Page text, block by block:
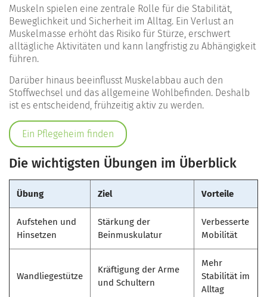
Muskeln spielen eine zentrale Rolle für die Stabilität,
Beweglichkeit und Sicherheit im Alltag. Ein Verlust an
Muskelmasse erhöht das Risiko für Stürze, erschwert
alltägliche Aktivitäten und kann langfristig zu Abhängigkeit
führen.
Darüber hinaus beeinflusst Muskelabbau auch den
Stoffwechsel und das allgemeine Wohlbefinden. Deshalb
ist es entscheidend, frühzeitig aktiv zu werden.
Ein Pflegeheim finden
Die wichtigsten Übungen im Überblick
Übung Ziel Vorteile
Aufstehen und
Hinsetzen
Stärkung der
Beinmuskulatur
Verbesserte
Mobilität
Wandliegestütze
Kräftigung der Arme
und Schultern
Mehr
Stabilität im
Alltag